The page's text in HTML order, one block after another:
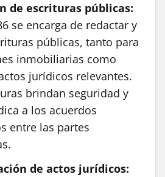
de escrituras públicas:
se encarga de redactar y
públicas, tanto para
inmobiliarias como
jurídicos relevantes.
brindan seguridad y
a los acuerdos
entre las partes
de actos jurídicos: